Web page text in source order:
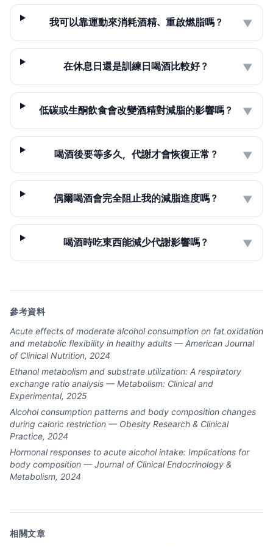
我可以靠運動來消耗酒精、重啟燃脂嗎？ ▼
在休息日還是訓練日喝酒比較好？ ▼
低碳或生酮飲食會改變酒精對減脂的影響嗎？ ▼
喝酒後要等多久，代謝才會恢復正常？ ▼
偶爾喝酒會完全阻止我的減脂進度嗎？ ▼
喝酒時吃東西能減少代謝影響嗎？ ▼
參考資料
Acute effects of moderate alcohol consumption on fat oxidation
and metabolic flexibility in healthy adults — American Journal
of Clinical Nutrition, 2024
Ethanol metabolism and substrate utilization: A respiratory
exchange ratio analysis — Metabolism: Clinical and
Experimental, 2025
Alcohol consumption patterns and body composition changes
during caloric restriction — Obesity Research & Clinical
Practice, 2024
Hormonal responses to acute alcohol intake: Implications for
body composition — Journal of Clinical Endocrinology &
Metabolism, 2024
相關文章